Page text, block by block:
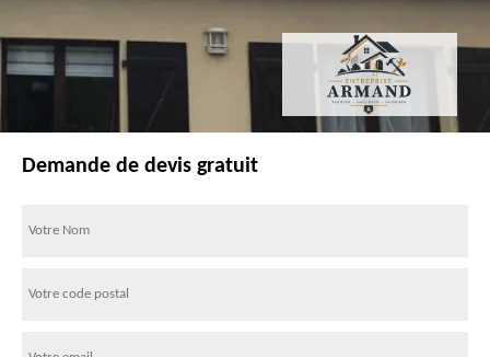
Demande de devis gratuit